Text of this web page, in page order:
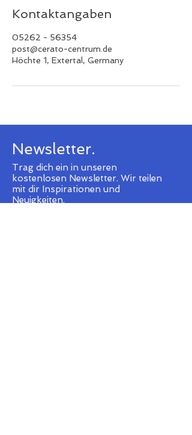
Kontaktangaben
05262 - 56354
post@cerato-centrum.de
Höchte 1, Extertal, Germany
Newsletter.
Trag dich ein in unseren
kostenlosen Newsletter. Wir teilen
mit dir Inspirationen und
Neuigkeiten.